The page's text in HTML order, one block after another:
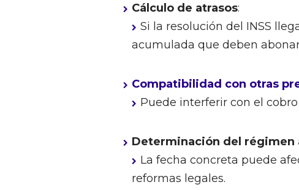
Cálculo de atrasos:
Si la resolución del INSS
acumulada que deben
Compatibilidad con otras
Puede interferir con el
Determinación del régimen
La fecha concreta puede
reformas legales.